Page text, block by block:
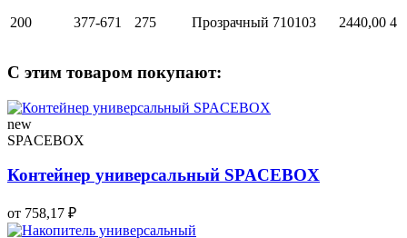
200 377-671 275 Прозрачный 710103 2440,00 4
С этим товаром покупают:
new
SPACEBOX
Контейнер универсальный SPACEBOX
от 758,17 ₽